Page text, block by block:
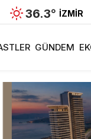
36.3° İZMIR
GÜNDEM